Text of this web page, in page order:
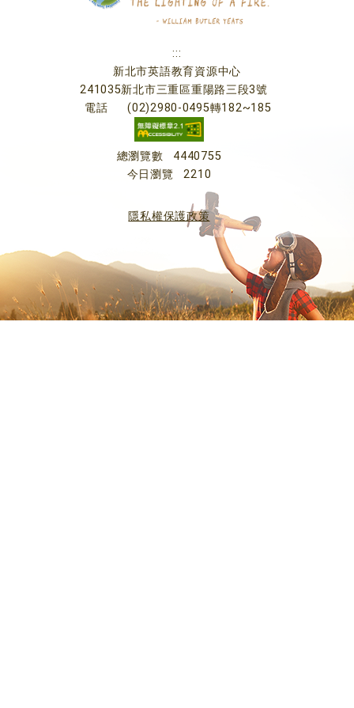
:::
新北市英語教育資源中心
241035新北市三重區重陽路三段3號
電話
(02)2980-0495轉182~185
總瀏覽數
4440755
今日瀏覽
2210
隱私權保護政策